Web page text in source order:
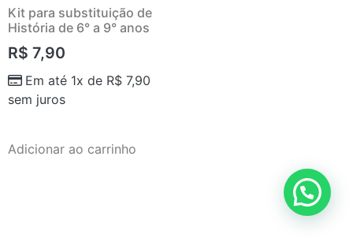
Kit para substituição de
História de 6° a 9° anos
R$ 7,90
Em até 1x de R$ 7,90
sem juros
Adicionar ao carrinho